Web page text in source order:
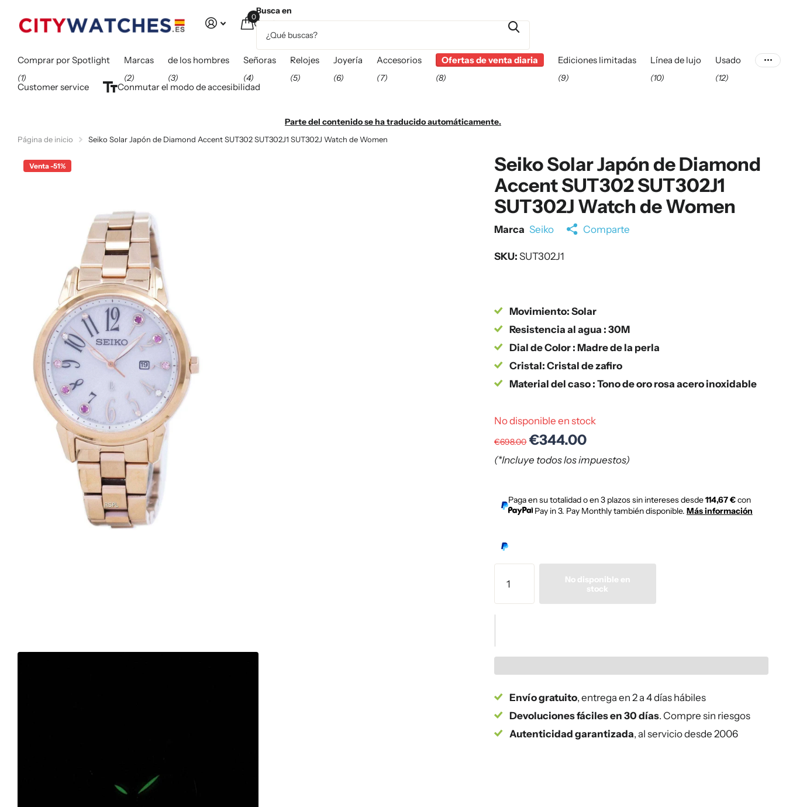
Busca en
Cesta
0
Comprar por Spotlight
(1)
Marcas
(2)
de los hombres
(3)
Señoras
(4)
Relojes
(5)
Joyería
(6)
Accesorios
(7)
Ofertas de venta diaria
(8)
Ediciones limitadas
(9)
Línea de lujo
(10)
Usado
(12)
Customer service Conmutar el modo de accesibilidad
Parte del contenido se ha traducido automáticamente.
Página de inicio Seiko Solar Japón de Diamond Accent SUT302 SUT302J1 SUT302J Watch de Women
Venta -51%
Seiko Solar Japón de Diamond
Accent SUT302 SUT302J1
SUT302J Watch de Women
Marca Seiko Comparte
SKU:SUT302J1
Movimiento: Solar
Resistencia al agua : 30M
Dial de Color : Madre de la perla
Cristal: Cristal de zafiro
Material del caso : Tono de oro rosa acero inoxidable
No disponible en stock
€698.00€344.00
(*Incluye todos los impuestos)
Paga en su totalidad o en 3 plazos sin intereses desde114,67 €con
Pay in 3. Pay Monthly también disponible. Más información
No disponible en
stock
Envío gratuito, entrega en 2 a 4 días hábiles
Devoluciones fáciles en 30 días. Compre sin riesgos
Autenticidad garantizada, al servicio desde 2006